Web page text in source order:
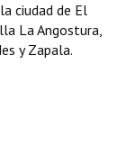
ciudad de El
La Angostura,
y Zapala.